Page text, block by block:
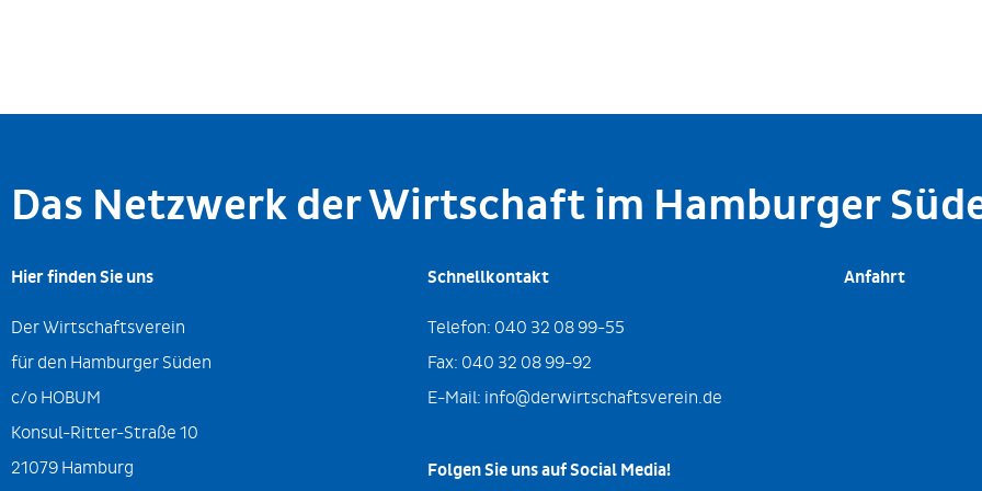
Das Netzwerk der Wirtschaft im Hamburger
Hier finden Sie uns
Der Wirtschaftsverein
für den Hamburger Süden
c/o HOBUM
Konsul-Ritter-Straße 10
21079 Hamburg
Schnellkontakt
Telefon: 040 32 08 99-55
Fax: 040 32 08 99-92
E-Mail: info@derwirtschaftsverein.de
Folgen Sie uns auf Social Media!
Anfahrt